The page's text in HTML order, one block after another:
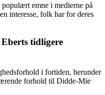
emne i medierne på
interesse, folk har for deres
tidligere
i fortiden, herunder
forhold til Didde-Mie